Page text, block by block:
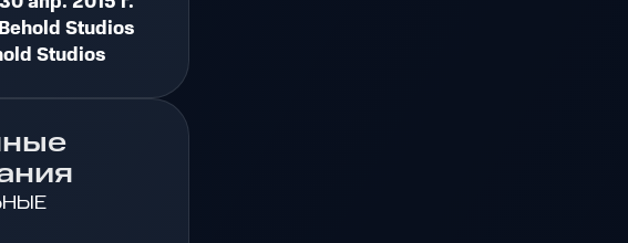
Behold Studios
Studios